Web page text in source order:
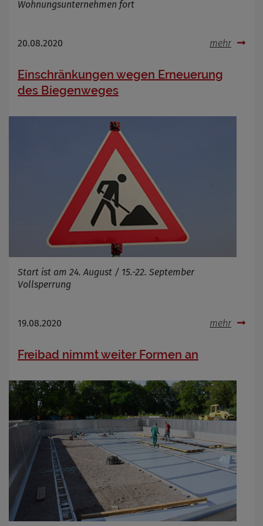
Wohnungsunternehmen fort
20.08.2020 mehr
Einschränkungen wegen Erneuerung
des Biegenweges
Start ist am 24. August / 15.-22. September
Vollsperrung
19.08.2020 mehr
Freibad nimmt weiter Formen an
Anbieter
Cookie Name
Cookie Laufzeit
Infos schließen